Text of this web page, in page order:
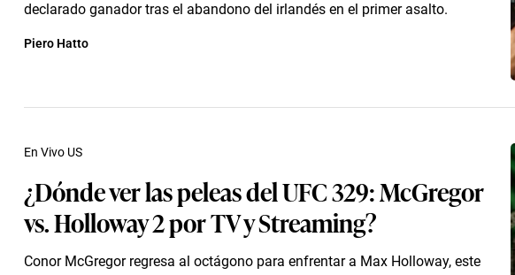
declarado ganador tras el abandono del irlandés en el primer asalto.
Piero Hatto
¿Dónde ver las peleas del UFC 329: McGregor
vs. Holloway 2 por TV y Streaming?
Conor McGregor regresa al octágono para enfrentar a Max Holloway, este
En Vivo US